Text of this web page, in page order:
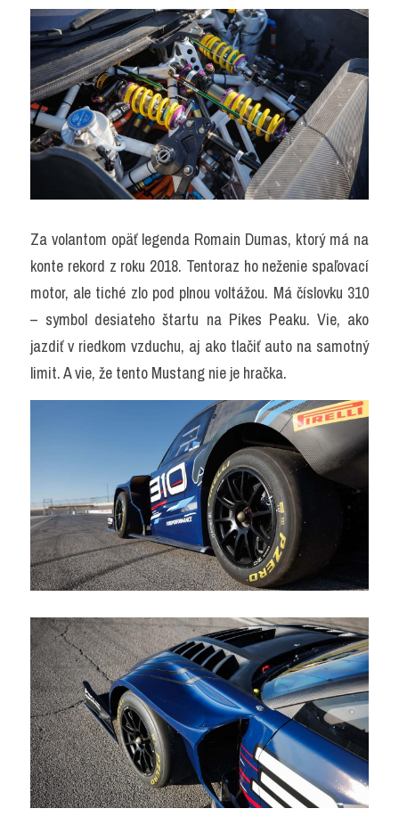
Za volantom opäť legenda Romain Dumas, ktorý má na
konte rekord z roku 2018. Tentoraz ho neženie spaľovací
motor, ale tiché zlo pod plnou voltážou. Má číslovku 310
– symbol desiateho štartu na Pikes Peaku. Vie, ako
jazdiť v riedkom vzduchu, aj ako tlačiť auto na samotný
limit. A vie, že tento Mustang nie je hračka.